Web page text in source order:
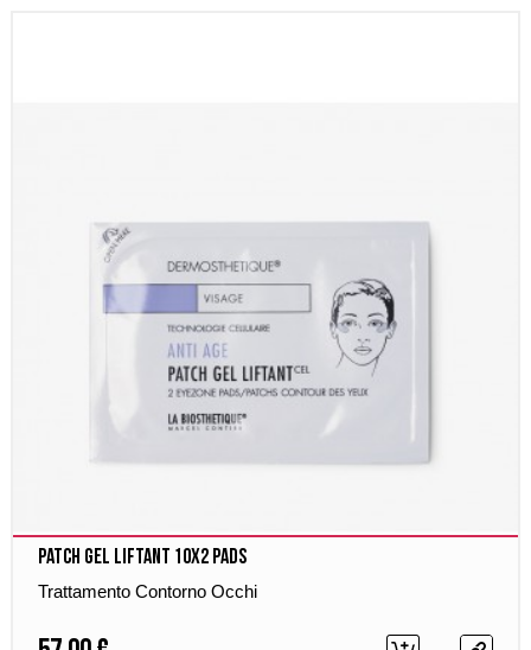
Patch Gel Liftant 10x2 pads
Trattamento Contorno Occhi